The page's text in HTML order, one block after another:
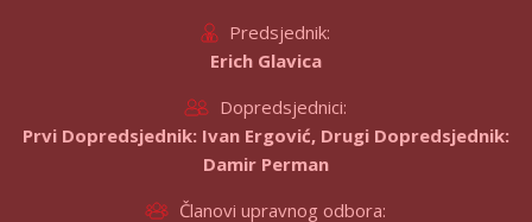
Predsjednik:
Erich Glavica
Dopredsjednici:
Prvi Dopredsjednik: Ivan Ergović, Drugi Dopredsjednik:
Damir Perman
Članovi upravnog odbora: